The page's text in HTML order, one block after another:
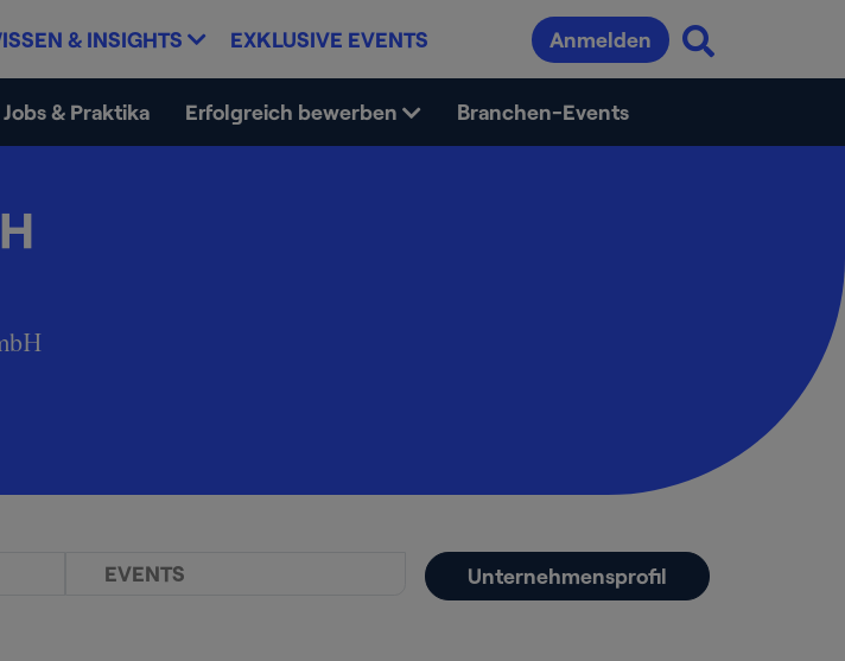
& INSIGHTS EXKLUSIVE EVENTS Anmelden
Jobs & Praktika Erfolgreich bewerben Branchen-Events
EVENTS Unternehmensprofil